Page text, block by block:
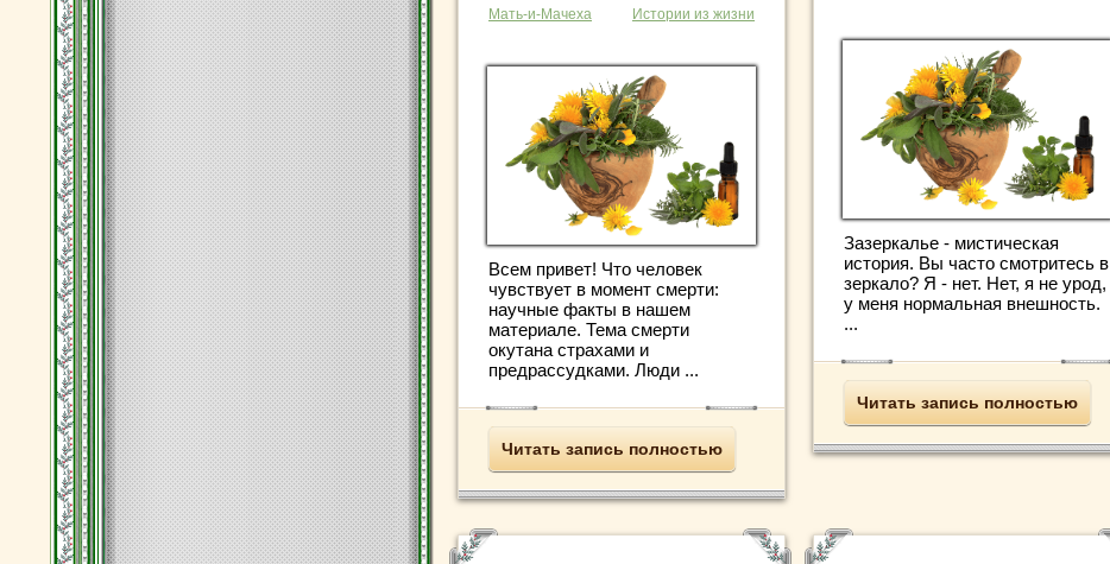
Мать-и-Мачеха Истории из жизни
Всем привет! Что человек
чувствует в момент смерти:
научные факты в нашем
материале. Тема смерти
окутана страхами и
предрассудками. Люди ...
Читать запись полностью
Зазеркалье - мистическая
история. Вы часто смотритесь в
зеркало? Я - нет. Нет, я не урод,
у меня нормальная внешность.
...
Читать запись полностью